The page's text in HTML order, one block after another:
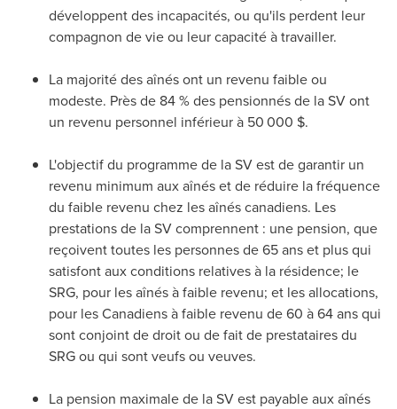
développent des incapacités, ou qu'ils perdent leur
compagnon de vie ou leur capacité à travailler.
La majorité des aînés ont un revenu faible ou
modeste. Près de 84 % des pensionnés de la SV ont
un revenu personnel inférieur à 50 000 $.
L'objectif du programme de la SV est de garantir un
revenu minimum aux aînés et de réduire la fréquence
du faible revenu chez les aînés canadiens. Les
prestations de la SV comprennent : une pension, que
reçoivent toutes les personnes de 65 ans et plus qui
satisfont aux conditions relatives à la résidence; le
SRG, pour les aînés à faible revenu; et les allocations,
pour les Canadiens à faible revenu de 60 à 64 ans qui
sont conjoint de droit ou de fait de prestataires du
SRG ou qui sont veufs ou veuves.
La pension maximale de la SV est payable aux aînés